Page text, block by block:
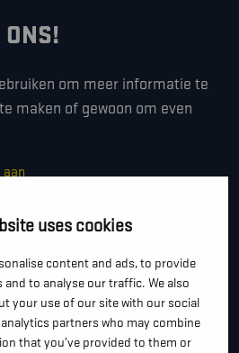
uses cookies
content and ads, to provide
and to analyse our traffic. We also
your use of our site with our social
partners who may combine
that you’ve provided to them or
ONS!
om meer informatie te
maken of gewoon om even
aan
*